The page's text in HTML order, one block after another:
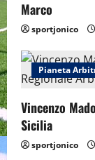
Marco
sportjonico
Pianeta
Vincenzo
Sicilia
sportjonico